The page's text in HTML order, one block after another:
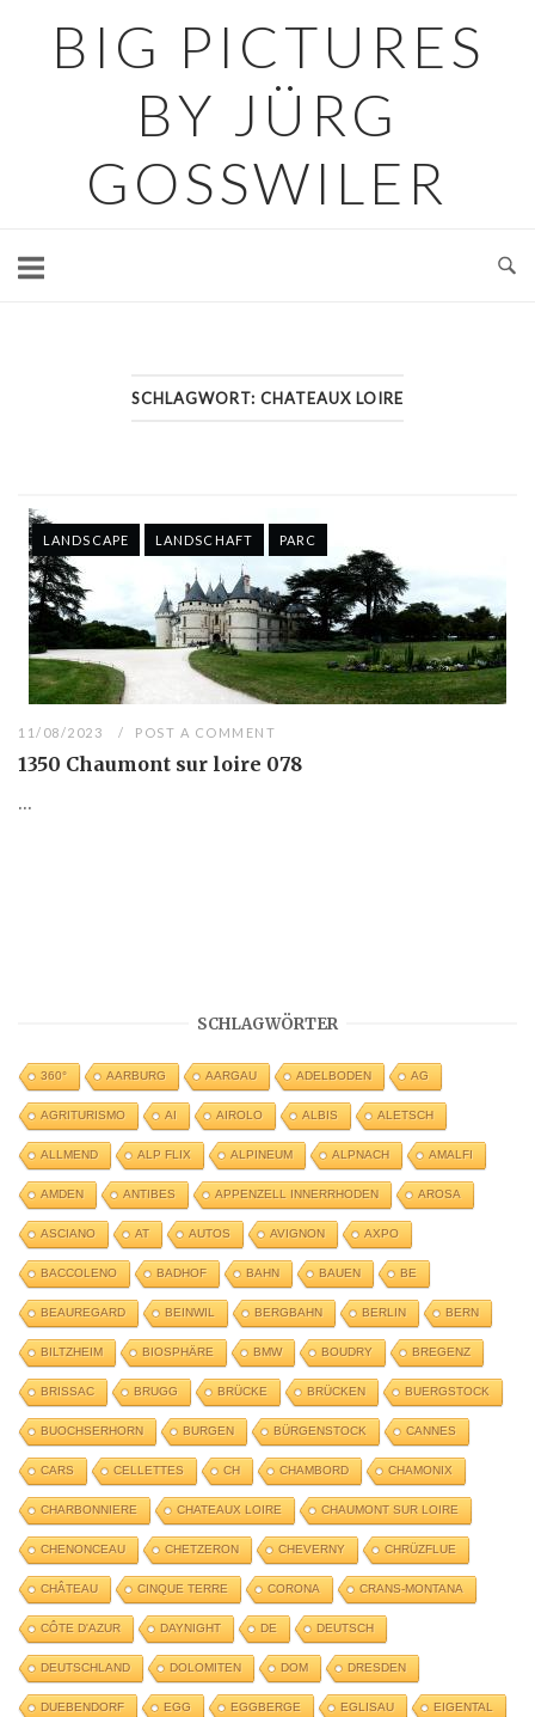
BIG PICTURES
BY JÜRG
GOSSWILER
SCHLAGWORT: CHATEAUX LOIRE
LANDSCAPE LANDSCHAFT PARC
11/08/2023 POST A COMMENT
1350 Chaumont sur loire 078
...
SCHLAGWÖRTER
360° AARBURG AARGAU ADELBODEN AG
AGRITURISMO AI AIROLO ALBIS ALETSCH
ALLMEND ALP FLIX ALPINEUM ALPNACH AMALFI
AMDEN ANTIBES APPENZELL INNERRHODEN AROSA
ASCIANO AT AUTOS AVIGNON AXPO
BACCOLENO BADHOF BAHN BAUEN BE
BEAUREGARD BEINWIL BERGBAHN BERLIN BERN
BILTZHEIM BIOSPHÄRE BMW BOUDRY BREGENZ
BRISSAC BRUGG BRÜCKE BRÜCKEN BUERGSTOCK
BUOCHSERHORN BURGEN BÜRGENSTOCK CANNES
CARS CELLETTES CH CHAMBORD CHAMONIX
CHARBONNIERE CHATEAUX LOIRE CHAUMONT SUR LOIRE
CHENONCEAU CHETZERON CHEVERNY CHRÜZFLUE
CHÂTEAU CINQUE TERRE CORONA CRANS-MONTANA
CÔTE D'AZUR DAYNIGHT DE DEUTSCH
DEUTSCHLAND DOLOMITEN DOM DRESDEN
DUEBENDORF EGG EGGBERGE EGLISAU EIGENTAL